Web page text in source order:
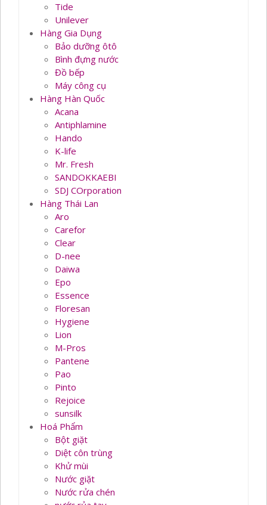
Tide
Unilever
Hàng Gia Dụng
Bảo dưỡng ôtô
Bình đựng nước
Đồ bếp
Máy công cụ
Hàng Hàn Quốc
Acana
Antiphlamine
Hando
K-life
Mr. Fresh
SANDOKKAEBI
SDJ COrporation
Hàng Thái Lan
Aro
Carefor
Clear
D-nee
Daiwa
Epo
Essence
Floresan
Hygiene
Lion
M-Pros
Pantene
Pao
Pinto
Rejoice
sunsilk
Hoá Phẩm
Bột giặt
Diệt côn trùng
Khử mùi
Nước giặt
Nước rửa chén